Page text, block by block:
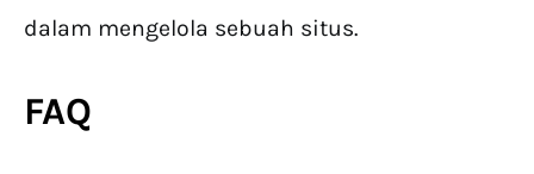
dalam mengelola sebuah situs.
FAQ